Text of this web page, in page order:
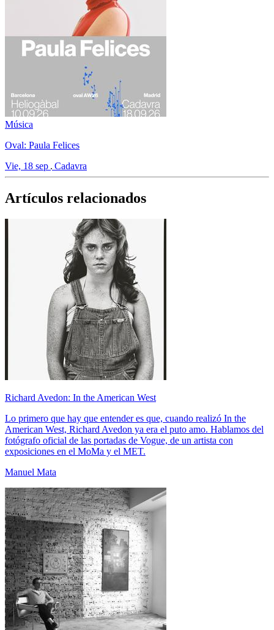
Música
Oval: Paula Felices
Vie, 18 sep Cadavra
Artículos relacionados
Richard Avedon: In the American West
Lo primero que hay que entender es que, cuando realizó In the
American West, Richard Avedon ya era el puto amo. Hablamos del
fotógrafo oficial de las portadas de Vogue, de un artista con
exposiciones en el MoMa y el MET.
Manuel Mata